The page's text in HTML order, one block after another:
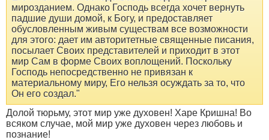
мирозданием. Однако Господь всегда хочет вернуть
падшие души домой, к Богу, и предоставляет
обусловленным живым существам все возможности
для этого: дает им авторитетные священные писания,
посылает Своих представителей и приходит в этот
мир Сам в форме Своих воплощений. Поскольку
Господь непосредственно не привязан к
материальному миру, Его нельзя осуждать за то, что
Он его создал."
Долой тюрьму, этот мир уже духовен! Харе Кришна! Во
всяком случае, мой мир уже духовен через любовь и
познание!